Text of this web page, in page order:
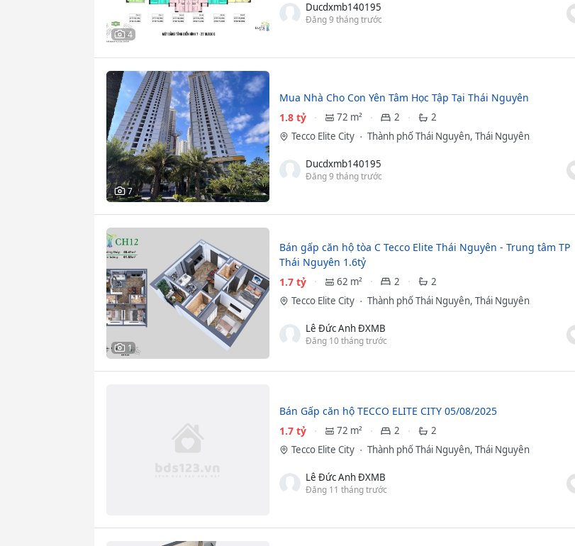
4
Ducdxmb140195
Đăng 9 tháng trước
7
Mua Nhà Cho Con Yên Tâm Học Tập Tại Thái Nguyên
1.8 tỷ
72 m² 2
2
Tecco Elite City
Thành phố Thái Nguyên, Thái Nguyên
Ducdxmb140195
Đăng 9 tháng trước
1
Bán gấp căn hộ tòa C Tecco Elite Thái Nguyên - Trung tâm TP
Thái Nguyên 1.6tỷ
1.7 tỷ
62 m² 2
2
Tecco Elite City
Thành phố Thái Nguyên, Thái Nguyên
Lê Đức Anh ĐXMB
Đăng 10 tháng trước
Bán Gấp căn hộ TECCO ELITE CITY 05/08/2025
1.7 tỷ
72 m² 2
2
Tecco Elite City
Thành phố Thái Nguyên, Thái Nguyên
Lê Đức Anh ĐXMB
Đăng 11 tháng trước